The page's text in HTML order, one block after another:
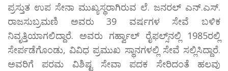
ಪ್ರಸ್ತುತ ಉಪ ಸೇನಾ ಮುಖ್ಯಸ್ಥರಾಗಿರುವ ಲೆ. ಜನರಲ್ ಎನ್.ಎಸ್.
ರಾಜಸುಬ್ರಮಣಿ ಅವರು 39 ವರ್ಷಗಳ ಸೇವೆ ಬಳಿಕ
ನಿವೃತ್ತಿಯಾಗಲಿದ್ದಾರೆ. ಅವರು ಗರ್ಹ್ವಾಲ್ ರೈಫಲ್ಸ್‌ನಲ್ಲಿ 1985ರಲ್ಲಿ
ಸೇರ್ಪಡೆಗೊಂಡು, ವಿವಿಧ ಪ್ರಮುಖ ಸ್ಥಾನಗಳಲ್ಲಿ ಸೇವೆ ಸಲ್ಲಿಸಿದ್ದಾರೆ.
ಅವರಿಗೆ ಪರಮ ವಿಶಿಷ್ಟ ಸೇವಾ ಪದಕ ಸೇರಿದಂತೆ ಹಲವು